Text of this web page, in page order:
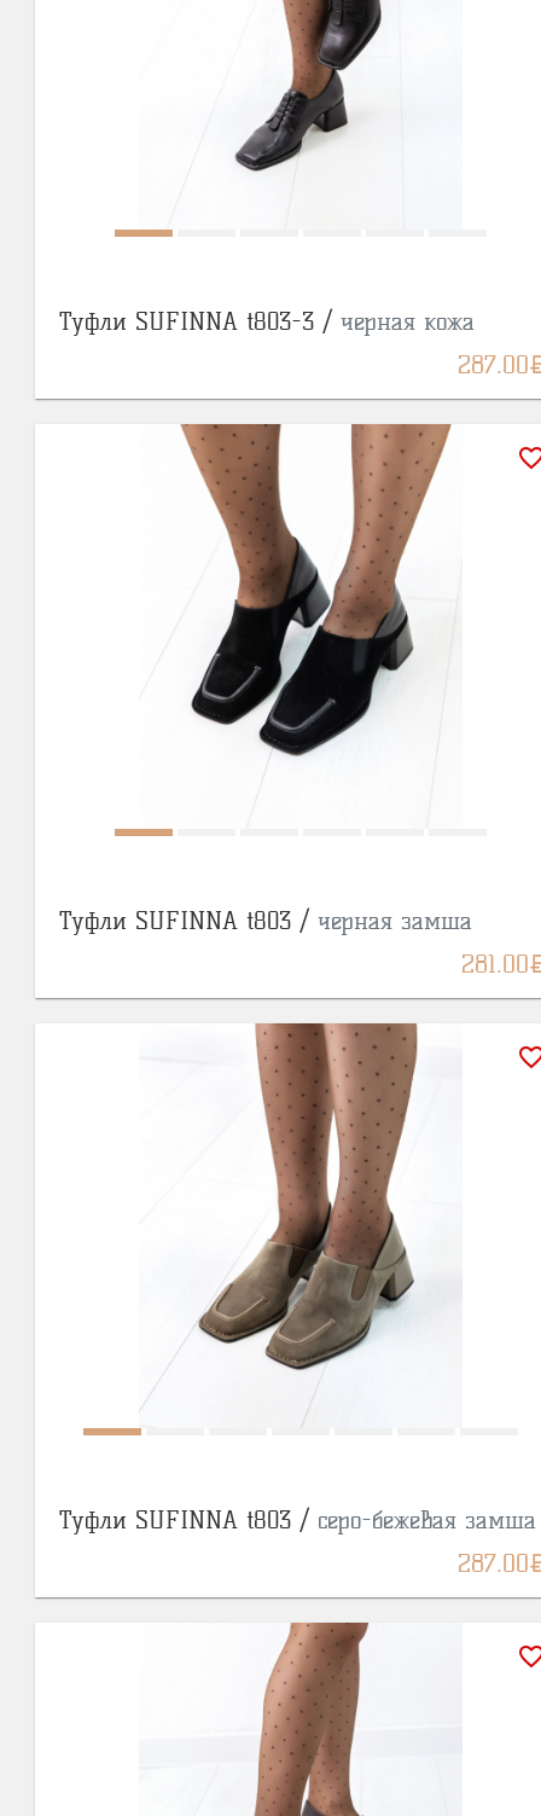
Туфли SUFINNA t803-3 / черная кожа
287.00
Туфли SUFINNA t803 / черная замша
281.00
Туфли SUFINNA t803 / серо-бежевая замша
287.00